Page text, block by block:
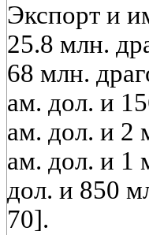
Экспорт и
25.8 млн.
68 млн.
ам. дол. и
ам. дол. и 2
ам. дол. и
дол. и 850
70].